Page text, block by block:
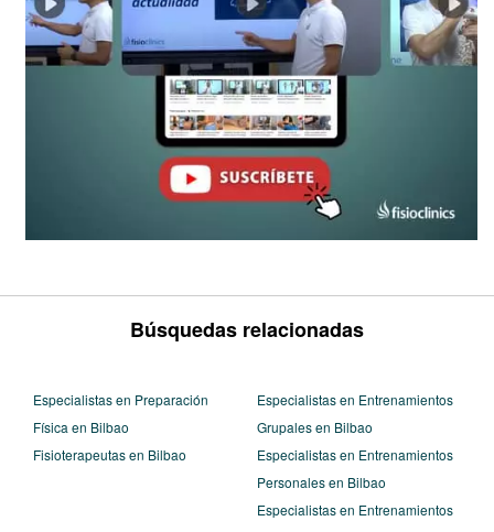
Búsquedas relacionadas
Especialistas en Preparación
Física en Bilbao
Fisioterapeutas en Bilbao
Especialistas en Entrenamientos
Grupales en Bilbao
Especialistas en Entrenamientos
Personales en Bilbao
Especialistas en Entrenamientos